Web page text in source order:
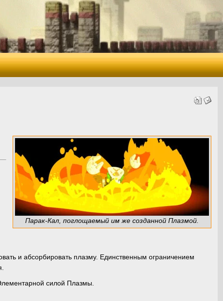
Парак-Кал, поглощаемый им же созданной Плазмой.
и абсорбировать плазму. Единственным ограничением
силой Плазмы.